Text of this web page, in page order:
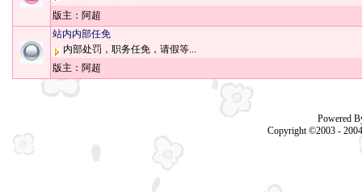
版主： 阿超
站内内部任免
内部处罚，职务任免，请假等...
版主： 阿超
Powered
Copyright ©2003 -